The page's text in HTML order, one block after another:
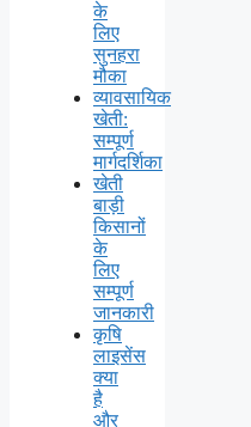
के
लिए
सुनहरा
मौका
व्यावसायिक
खेती:
सम्पूर्ण
मार्गदर्शिका
खेती
बाड़ी
किसानों
के
लिए
सम्पूर्ण
जानकारी
कृषि
लाइसेंस
क्या
है
और